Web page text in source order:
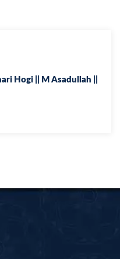
Hogi || M Asadullah ||